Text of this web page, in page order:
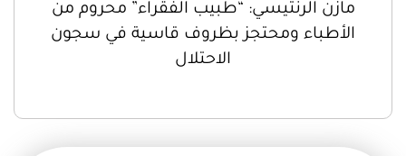
مازن الرنتيسي: “طبيب الفقراء” محروم من
الأطباء ومحتجز بظروف قاسية في سجون
الاحتلال